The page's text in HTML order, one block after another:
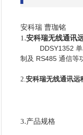
安科瑞 曹珈铭
1.安科瑞无线通讯
DDSY1352
制及 RS485 通信等
2.安科瑞无线通讯远
3.产品规格